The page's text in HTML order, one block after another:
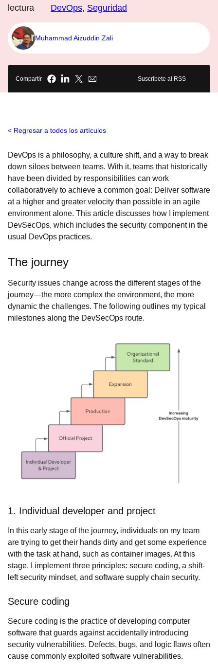
lectura
DevOps, Seguridad
Muhammad Aizuddin Zali
Compartir Suscríbete al RSS
Regresar a todos los artículos
DevOps is a philosophy, a culture shift, and a way to break
down siloes between teams. With it, teams that historically
have been divided by responsibilities can work
collaboratively to achieve a common goal: Deliver software
at a higher and greater velocity than possible in an agile
environment alone. This article discusses how I implement
DevSecOps, which includes the security component in the
usual DevOps practices.
The journey
Security issues change across the different stages of the
journey—the more complex the environment, the more
dynamic the challenges. The following outlines my typical
milestones along the DevSecOps route.
1. Individual developer and project
In this early stage of the journey, individuals on my team
are trying to get their hands dirty and get some experience
with the task at hand, such as container images. At this
stage, I implement three principles: secure coding, a shift-
left security mindset, and software supply chain security.
Secure coding
Secure coding is the practice of developing computer
software that guards against accidentally introducing
security vulnerabilities. Defects, bugs, and logic flaws often
cause commonly exploited software vulnerabilities.